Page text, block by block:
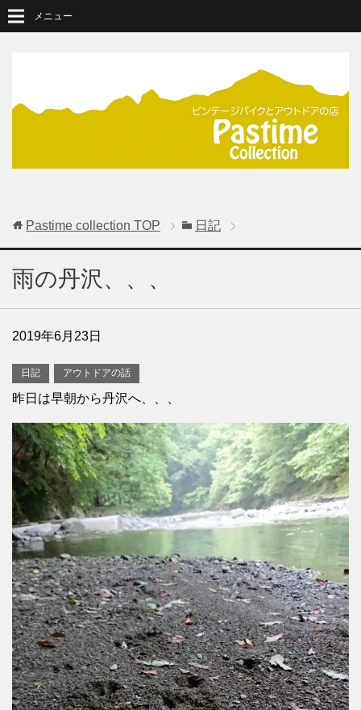
メニュー
Pastime collection TOP 日記
雨の丹沢、、、
2019年6月23日
日記 アウトドアの話
昨日は早朝から丹沢へ、、、